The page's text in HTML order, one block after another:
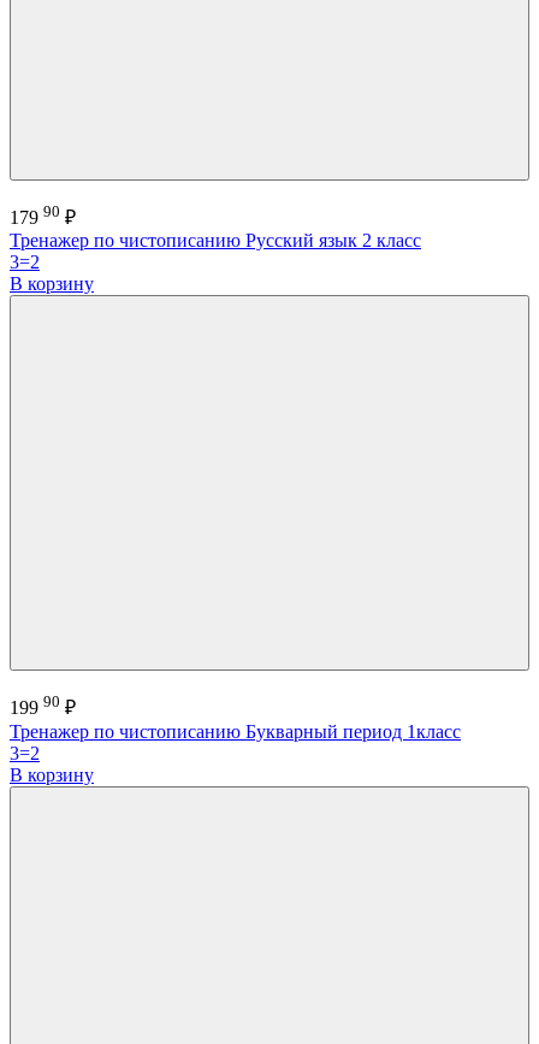
179 90 ₽
Тренажер по чистописанию Русский язык 2 класс
3=2
В корзину
199 90 ₽
Тренажер по чистописанию Букварный период 1класс
3=2
В корзину